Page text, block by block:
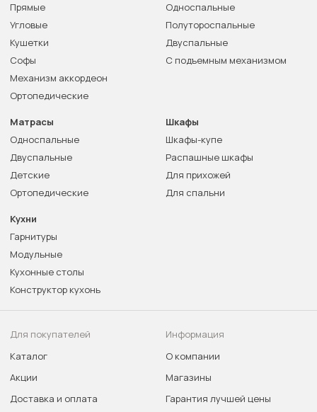
Прямые
Угловые
Кушетки
Софы
Механизм аккордеон
Ортопедические
Односпальные
Полутороспальные
Двуспальные
С подъемным механизмом
Матрасы
Односпальные
Двуспальные
Детские
Ортопедические
Шкафы
Шкафы-купе
Распашные шкафы
Для прихожей
Для спальни
Кухни
Гарнитуры
Модульные
Кухонные столы
Конструктор кухонь
Для покупателей
Каталог
Акции
Доставка и оплата
Информация
О компании
Магазины
Гарантия лучшей цены